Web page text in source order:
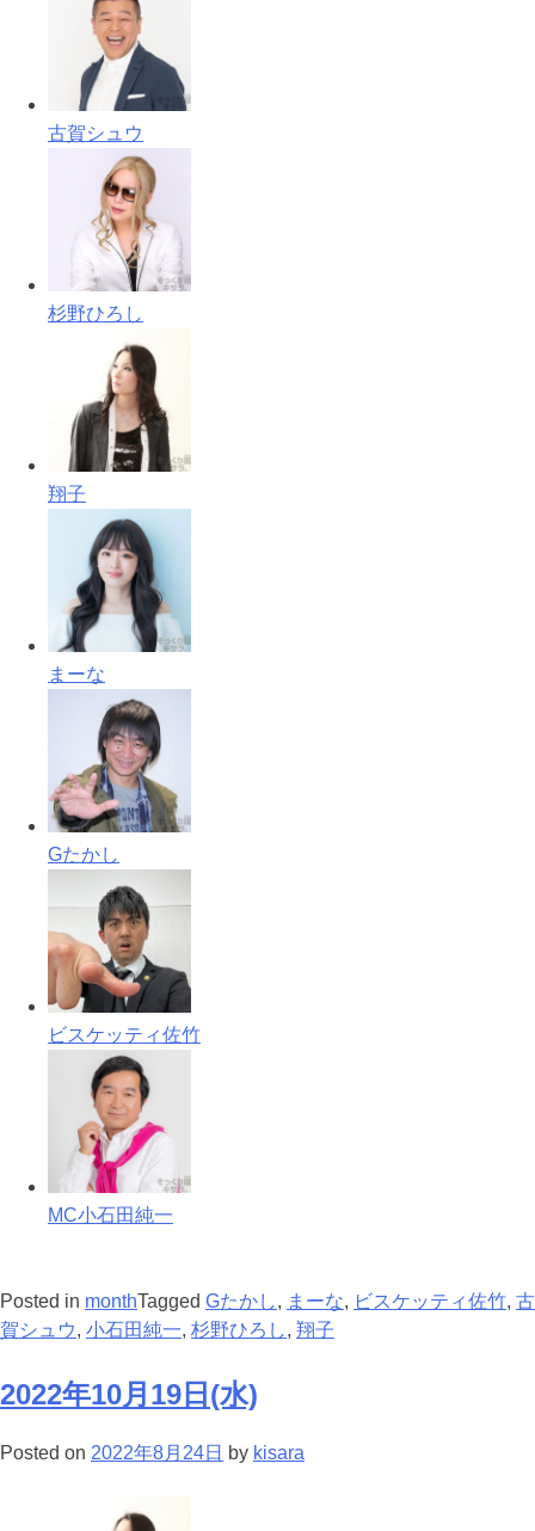
古賀シュウ
杉野ひろし
翔子
まーな
Gたかし
ビスケッティ佐竹
MC小石田純一
Posted in monthTagged Gたかし, まーな, ビスケッティ佐竹, 古
賀シュウ, 小石田純一, 杉野ひろし, 翔子
2022年10月19日(水)
Posted on 2022年8月24日 by kisara